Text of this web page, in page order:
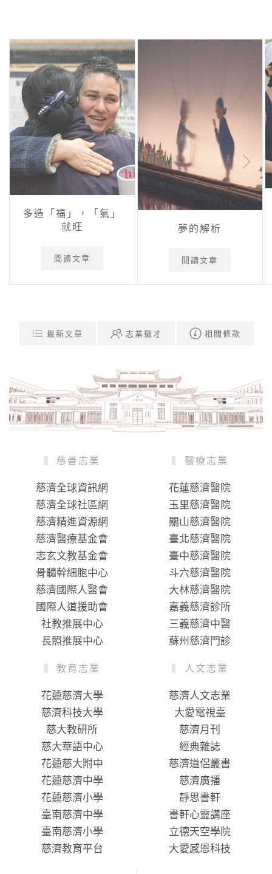
多造「福」，「氣」
就旺
閱讀文章
夢的解析
閱讀文章
最新文章 志業徵才 相關條款
慈善志業
慈濟全球資訊網
慈濟全球社區網
慈濟精進資源網
慈濟醫療基金會
志玄文教基金會
骨髓幹細胞中心
慈濟國際人醫會
國際人道援助會
社教推展中心
長照推展中心
醫療志業
花蓮慈濟醫院
玉里慈濟醫院
關山慈濟醫院
臺北慈濟醫院
臺中慈濟醫院
斗六慈濟醫院
大林慈濟醫院
嘉義慈濟診所
三義慈濟中醫
蘇州慈濟門診
教育志業
花蓮慈濟大學
慈濟科技大學
慈大教研所
慈大華語中心
花蓮慈大附中
花蓮慈濟中學
花蓮慈濟小學
臺南慈濟中學
臺南慈濟小學
慈濟教育平台
人文志業
慈濟人文志業
大愛電視臺
慈濟月刊
經典雜誌
慈濟道侶叢書
慈濟廣播
靜思書軒
書軒心靈講座
立德天空學院
大愛感恩科技